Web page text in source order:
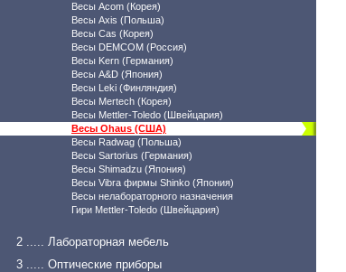
Весы Acom (Корея)
Весы Axis (Польша)
Весы Cas (Корея)
Весы DEMCOM (Россия)
Весы Kern (Германия)
Весы A&D (Япония)
Весы Leki (Финляндия)
Весы Mertech (Корея)
Весы Mettler-Toledo (Швейцария)
Весы Ohaus (США)
Весы Radwag (Польша)
Весы Sartorius (Германия)
Весы Shimadzu (Япония)
Весы Vibra фирмы Shinko (Япония)
Весы нелабораторного назначения
Гири Mettler-Toledo (Швейцария)
2 ..... Лабораторная мебель
3 ..... Оптические приборы